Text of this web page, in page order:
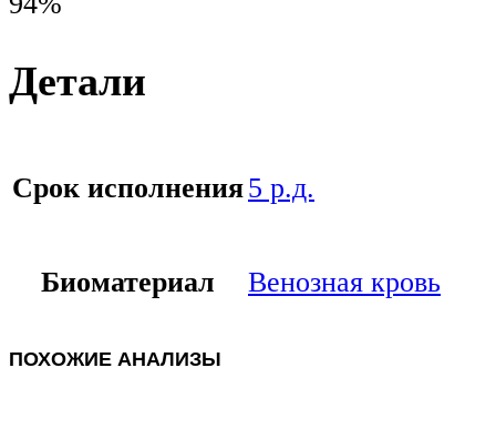
Детали
Срок исполнения5 р.д.
Биоматериал Венозная кровь
ПОХОЖИЕ АНАЛИЗЫ